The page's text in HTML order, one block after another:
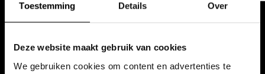
Toestemming Details Over
Deze website maakt gebruik van cookies
We gebruiken cookies om content en advertenties te
DOE MEE AAN DE OPSTAND VAN DE
GEVELS
Twee gevels rukken zich los uit de gevelrij en trekken door de stad,